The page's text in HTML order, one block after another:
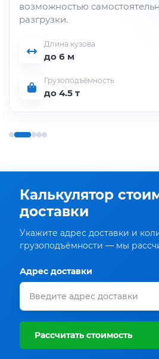
возможностью
разгрузки.
Длина кузова
до 6 м
Грузоподъёмность
до 4.5 т
Калькулятор
доставки
Укажите адрес доставки и
грузоподъёмности — мы
Адрес доставки
Рассчитать стоимость